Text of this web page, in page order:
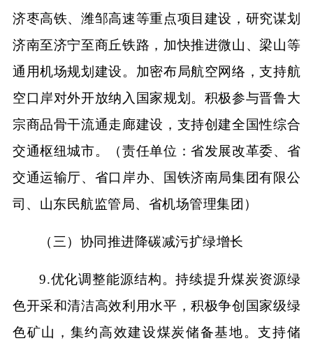
济枣高铁、潍邹高速等重点项目建设，研究谋划
济南至济宁至商丘铁路，加快推进微山、梁山等
通用机场规划建设。加密布局航空网络，支持航
空口岸对外开放纳入国家规划。积极参与晋鲁大
宗商品骨干流通走廊建设，支持创建全国性综合
交通枢纽城市。（责任单位：省发展改革委、省
交通运输厅、省口岸办、国铁济南局集团有限公
司、山东民航监管局、省机场管理集团）
（三）协同推进降碳减污扩绿增长
9.优化调整能源结构。持续提升煤炭资源绿
色开采和清洁高效利用水平，积极争创国家级绿
色矿山，集约高效建设煤炭储备基地。支持储